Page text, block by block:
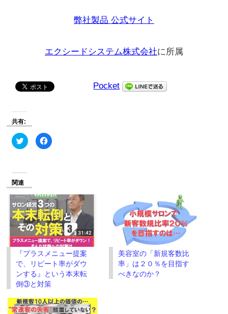
弊社製品 公式サイト
エクシードシステム株式会社に所属
Pocket
共有:
ク
リ
Twitter
共
有
(新
し
い
ウ
ィ
ン
ド
ウ
で
開
ま
す)
Facebook
で
リ
ッ
ク
し
て
く
だ
さ
い
(新
し
い
ウ
ィ
ン
ド
で
開
き
関連
『プラスメニュー提案
で、リピート率がダウ
ンする』という本末転
倒③と対策
美容室の「新規客数比
率」は２０％を目指す
べきなのか？